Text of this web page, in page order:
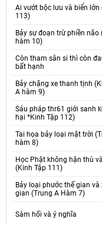
Ai vướt bộc lưu và biển lớn
113)
Bảy sự đoạn trừ phiền não
hàm 10)
Còn tham sân si thì còn
bất hạnh
Bảy chặng xe thanh tịnh
A hàm 9)
Sáu pháp thr61 giới sanh
hại *Kinh Tập 112)
Tai họa bảy loại mặt trời
hàm 8)
Học Phật không hận thù
(Kinh Tập 111)
Bảy loại phước thế gian và
gian (Trung A Hàm 7)
Sám hối và ý nghĩa